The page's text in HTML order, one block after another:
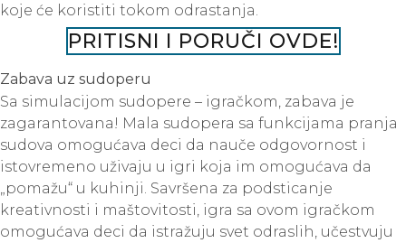
koje će koristiti tokom odrastanja.
PRITISNI I PORUČI OVDE!
Zabava uz sudoperu
Sa simulacijom sudopere – igračkom, zabava je
zagarantovana! Mala sudopera sa funkcijama pranja
sudova omogućava deci da nauče odgovornost i
istovremeno uživaju u igri koja im omogućava da
„pomažu“ u kuhinji. Savršena za podsticanje
kreativnosti i maštovitosti, igra sa ovom igračkom
omogućava deci da istražuju svet odraslih, učestvuju